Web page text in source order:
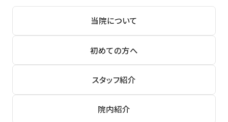
当院について
初めての方へ
スタッフ紹介
院内紹介